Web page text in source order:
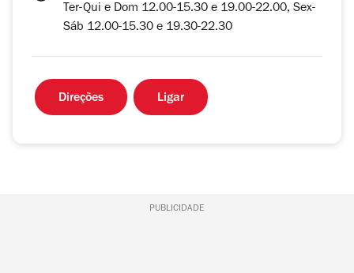
Ter-Qui e Dom 12.00-15.30 e 19.00-22.00, Sex-
Sáb 12.00-15.30 e 19.30-22.30
Direções Ligar
PUBLICIDADE